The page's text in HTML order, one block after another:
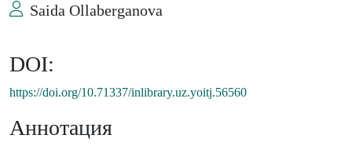
Saida Ollaberganova
DOI:
https://doi.org/10.71337/inlibrary.uz.yoitj.56560
Аннотация